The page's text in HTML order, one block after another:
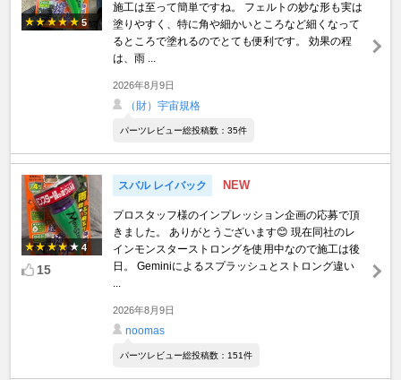
5
施工は至って簡単ですね。 フェルトの妙な形も実は
塗りやすく、特に角や細かいところなど細くなって
るところで塗れるのでとても便利です。 効果の程
は、雨 ...
2026年8月9日
（財）宇宙規格
パーツレビュー総投稿数：35件
4
15
スバル レイバック NEW
プロスタッフ様のインプレッション企画の応募で頂
きました。 ありがとうございます😊 現在同社のレ
インモンスターストロングを使用中なので施工は後
日。 Geminiによるスプラッシュとストロング違い
...
2026年8月9日
noomas
パーツレビュー総投稿数：151件